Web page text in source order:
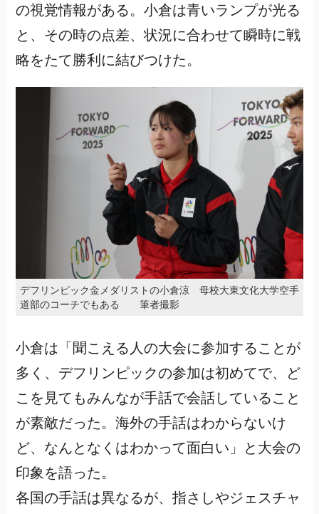
の視覚情報がある。小倉は青いランプが光る
と、その時の点差、状況に合わせて瞬時に戦
略をたて勝利に結びつけた。
デフリンピック金メダリストの小倉涼 母校大東文化大学空手
道部のコーチでもある 筆者撮影
小倉は「聞こえる人の大会に参加することが
多く、デフリンピックの参加は初めてで、ど
こを見てもみんなが手話で会話していること
が素敵だった。海外の手話はわからないけ
ど、なんとなくはわかって面白い」と大会の
印象を語った。
各国の手話は異なるが、指さしやジェスチャ